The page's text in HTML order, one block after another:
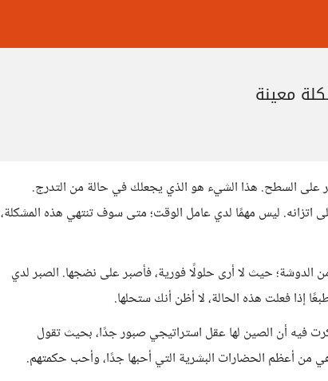
معينة
على السطح. هذا الشيء هو الذي يجعلك في حالة من التدرج.
اتزانه. ليس مهمًا لدي عامل الوقت؛ متى سوف تنتهي هذه المشكلة،
حيث لا أرى حلولًا فورية، فأصبر على نضجها. الصبر لدي
إذا فعلت هذه الحالة، لا أظن أنك ستحلها.
فيه أن الصين لها عقل استراتيجي صبور جدًا، بحيث تقول
هي من أعظم الحضارات البشرية التي أحبها جدًا، وأحب حكمتهم.